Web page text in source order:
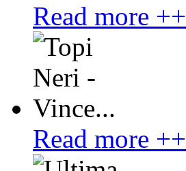
Read more ++
Read more ++